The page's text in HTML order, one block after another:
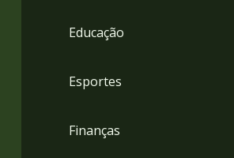
Educação
Esportes
Finanças